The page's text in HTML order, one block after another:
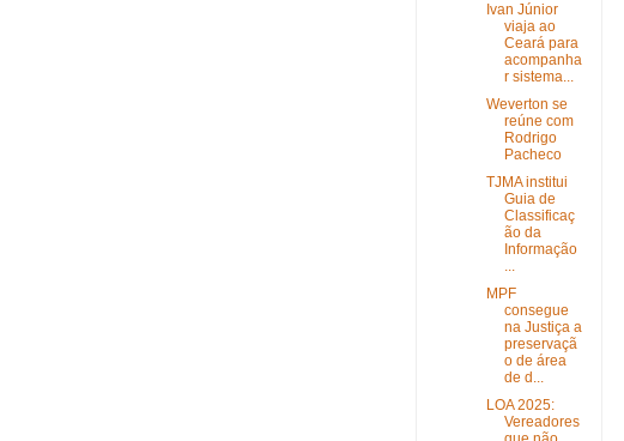
Ivan Júnior
viaja ao
Ceará para
acompanha
r sistema...
Weverton se
reúne com
Rodrigo
Pacheco
TJMA institui
Guia de
Classificaç
ão da
Informação
...
MPF
consegue
na Justiça a
preservaçã
o de área
de d...
LOA 2025:
Vereadores